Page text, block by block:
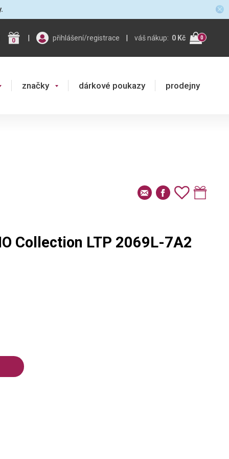
0 | přihlášení/registrace | váš nákup: 0 Kč 0
značky dárkové poukazy prodejny
Collection LTP 2069L-7A2